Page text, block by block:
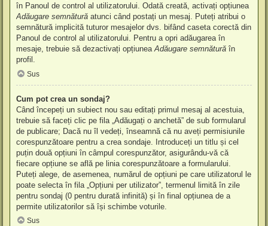
în Panoul de control al utilizatorului. Odată creată, activați opțiunea
Adăugare semnătură atunci când postați un mesaj. Puteți atribui o
semnătură implicită tuturor mesajelor dvs. bifând caseta corectă din
Panoul de control al utilizatorului. Pentru a opri adăugarea în
mesaje, trebuie să dezactivați opțiunea Adăugare semnătură în
profil.
Sus
Cum pot crea un sondaj?
Când începeți un subiect nou sau editați primul mesaj al acestuia,
trebuie să faceți clic pe fila „Adăugați o anchetă” de sub formularul
de publicare; Dacă nu îl vedeți, înseamnă că nu aveți permisiunile
corespunzătoare pentru a crea sondaje. Introduceți un titlu și cel
puțin două opțiuni în câmpul corespunzător, asigurându-vă că
fiecare opțiune se află pe linia corespunzătoare a formularului.
Puteți alege, de asemenea, numărul de opțiuni pe care utilizatorul le
poate selecta în fila „Opțiuni per utilizator”, termenul limită în zile
pentru sondaj (0 pentru durată infinită) și în final opțiunea de a
permite utilizatorilor să își schimbe voturile.
Sus